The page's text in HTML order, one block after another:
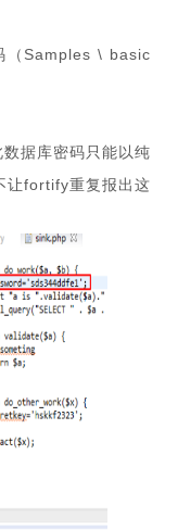
（Samples \ basic
据库密码只能以纯
让fortify重复报出这